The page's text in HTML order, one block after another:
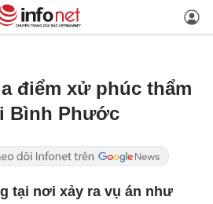
điểm xử phúc thẩm
Bình Phước
tại nơi xảy ra vụ án như